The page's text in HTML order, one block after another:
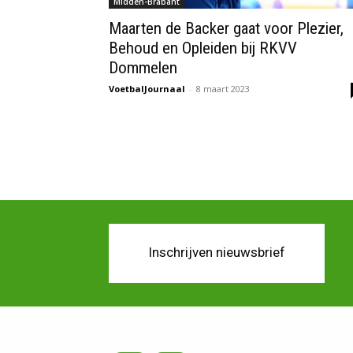
Maarten de Backer gaat voor Plezier,
Behoud en Opleiden bij RKVV
Dommelen
VoetbalJournaal - 8 maart 2023
Inschrijven nieuwsbrief